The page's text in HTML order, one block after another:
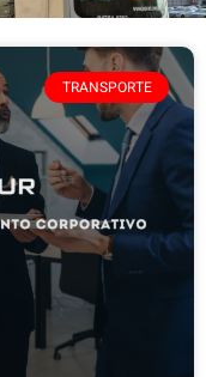
TRANSPORTE